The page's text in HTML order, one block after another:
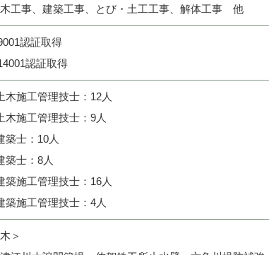
工事、建築工事、とび・土工工事、解体工事 他
認証取得
認証取得
木施工管理技士：12人
木施工管理技士：9人
築士：10人
築士：8人
築施工管理技士：16人
築施工管理技士：4人
＞